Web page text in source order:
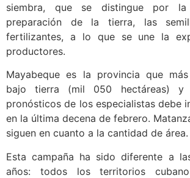
siembra, que se distingue por
preparación de la tierra, las
fertilizantes, a lo que se une la
productores.
Mayabeque es la provincia que
bajo tierra (mil 050 hectáreas) y
pronósticos de los especialistas debe
en la última decena de febrero.
siguen en cuanto a la cantidad de área.
Esta campaña ha sido diferente a
años: todos los territorios